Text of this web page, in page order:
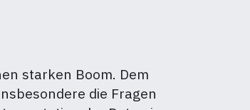
starken Boom. Dem
die Fragen